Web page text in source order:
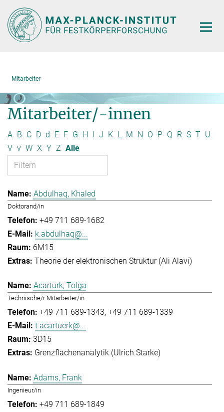
Hauptinhalt
Mitarbeiter
Mitarbeiter/-innen
A B C D d E F G H J K L M N O P Q R S T U
V v W X Y Z Alle
Abdulhaq, Khaled
Doktorand/in
+49 711 689-1682
k.abdulhaq@...
6M15
Theorie der elektronischen Struktur (Ali Alavi)
Acartürk, Tolga
Technische/r Mitarbeiter/in
+49 711 689-1343 +49 711 689-1339
t.acartuerk@...
3D15
Grenzflächenanalytik (Ulrich Starke)
Adams, Frank
Ingenieur/in
+49 711 689-1849